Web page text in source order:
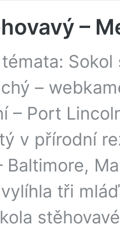
–
–
– Port
v přírodní
Baltimore,
tři